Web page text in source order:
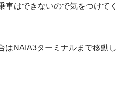
車はできないので気をつけてく
はNAIA3ターミナルまで移動し